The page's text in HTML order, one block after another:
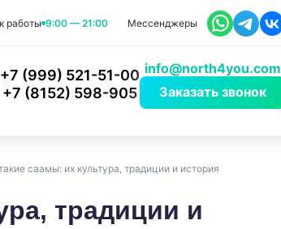
работы 9:00 — 21:00 Мессенджеры
+7 (999) 521-51-00
+7 (8152) 598-905
info@north4you.com
Заказать звонок
саамы: их культура, традиции и история
традиции и